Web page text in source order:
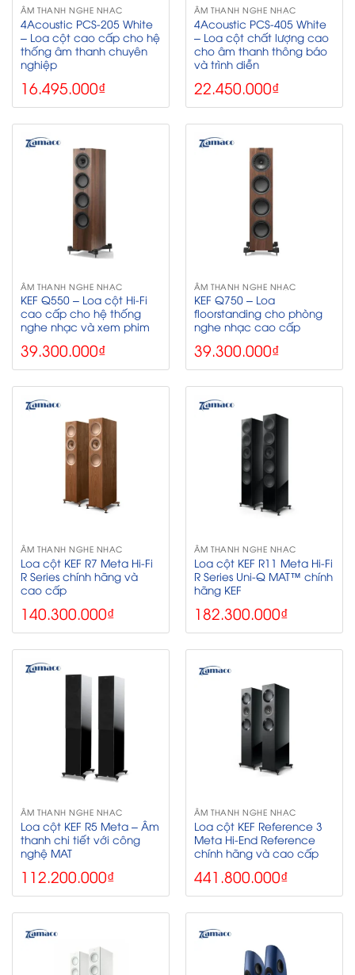
ÂM THANH NGHE NHẠC
4Acoustic PCS-205 White
– Loa cột cao cấp cho hệ
thống âm thanh chuyên
nghiệp
16.495.000₫
ÂM THANH NGHE NHẠC
4Acoustic PCS-405 White
– Loa cột chất lượng cao
cho âm thanh thông báo
và trình diễn
22.450.000₫
ÂM THANH NGHE NHẠC
KEF Q550 – Loa cột Hi-Fi
cao cấp cho hệ thống
nghe nhạc và xem phim
39.300.000₫
ÂM THANH NGHE NHẠC
KEF Q750 – Loa
floorstanding cho phòng
nghe nhạc cao cấp
39.300.000₫
ÂM THANH NGHE NHẠC
Loa cột KEF R7 Meta Hi-Fi
R Series chính hãng và
cao cấp
140.300.000₫
ÂM THANH NGHE NHẠC
Loa cột KEF R11 Meta Hi-Fi
R Series Uni-Q MAT™ chính
hãng KEF
182.300.000₫
ÂM THANH NGHE NHẠC
Loa cột KEF R5 Meta – Âm
thanh chi tiết với công
nghệ MAT
112.200.000₫
ÂM THANH NGHE NHẠC
Loa cột KEF Reference 3
Meta Hi-End Reference
chính hãng và cao cấp
441.800.000₫